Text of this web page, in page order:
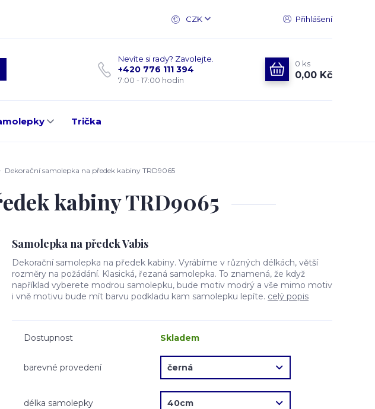
CZK Přihlášení
Nevíte si rady? Zavolejte.
+420 776 111 394
7:00 - 17:00 hodin
0 ks
0,00 Kč
Trička
Dekorační samolepka na předek kabiny TRD9065
kabiny TRD9065
Samolepka na předek Vabis
Dekorační samolepka na předek kabiny. Vyrábíme v různých délkách, větší
rozměry na požádání. Klasická, řezaná samolepka. To znamená, že když
například vyberete modrou samolepku, bude motiv modrý a vše mimo motiv
i vně motivu bude mít barvu podkladu kam samolepku lepíte. celý popis
Dostupnost Skladem
barevné provedení
délka samolepky